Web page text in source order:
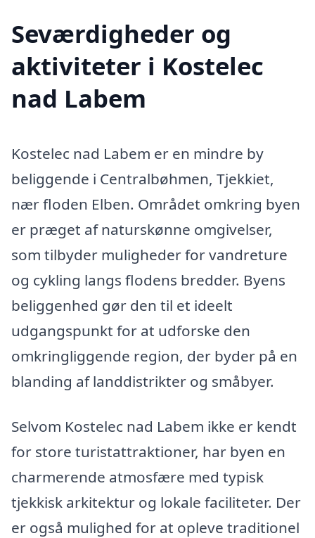
Seværdigheder og
aktiviteter i Kostelec
nad Labem
Kostelec nad Labem er en mindre by
beliggende i Centralbøhmen, Tjekkiet,
nær floden Elben. Området omkring byen
er præget af naturskønne omgivelser,
som tilbyder muligheder for vandreture
og cykling langs flodens bredder. Byens
beliggenhed gør den til et ideelt
udgangspunkt for at udforske den
omkringliggende region, der byder på en
blanding af landdistrikter og småbyer.
Selvom Kostelec nad Labem ikke er kendt
for store turistattraktioner, har byen en
charmerende atmosfære med typisk
tjekkisk arkitektur og lokale faciliteter. Der
er også mulighed for at opleve traditionel